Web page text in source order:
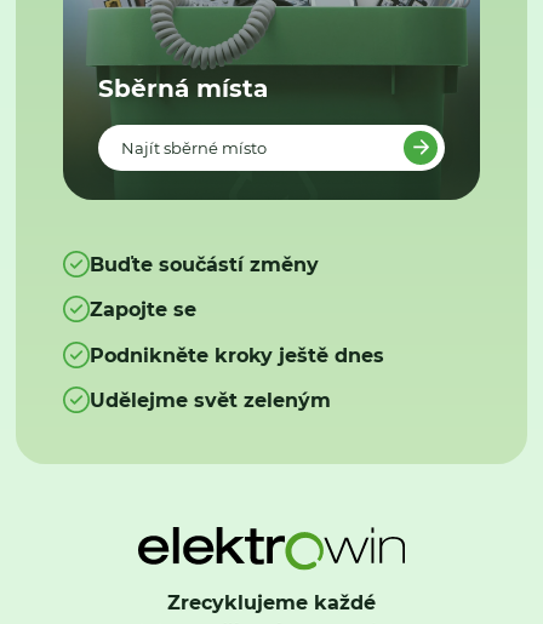
Sběrná místa
Najít sběrné místo
Buďte součástí změny
Zapojte se
Podnikněte kroky ještě dnes
Udělejme svět zeleným
Zrecyklujeme každé